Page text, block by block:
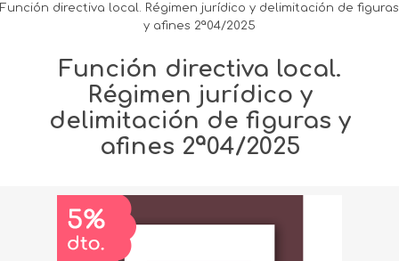
Función directiva local. Régimen jurídico y delimitación de figuras
y afines 2ª04/2025
Función directiva local.
Régimen jurídico y
delimitación de figuras y
afines 2ª04/2025